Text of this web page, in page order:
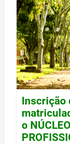
Inscrição
o